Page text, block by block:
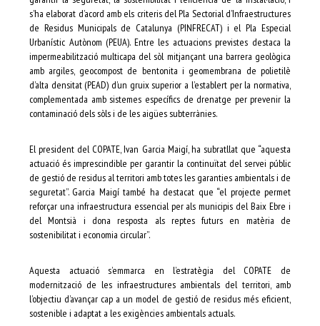
s’ha elaborat d’acord amb els criteris del Pla Sectorial d’Infraestructures
de Residus Municipals de Catalunya (PINFRECAT) i el Pla Especial
Urbanístic Autònom (PEUA). Entre les actuacions previstes destaca la
impermeabilització multicapa del sòl mitjançant una barrera geològica
amb argiles, geocompost de bentonita i geomembrana de polietilè
d’alta densitat (PEAD) d’un gruix superior a l’establert per la normativa,
complementada amb sistemes específics de drenatge per prevenir la
contaminació dels sòls i de les aigües subterrànies.
El president del COPATE, Ivan Garcia Maigí, ha subratllat que “aquesta
actuació és imprescindible per garantir la continuïtat del servei públic
de gestió de residus al territori amb totes les garanties ambientals i de
seguretat”. Garcia Maigí també ha destacat que “el projecte permet
reforçar una infraestructura essencial per als municipis del Baix Ebre i
del Montsià i dona resposta als reptes futurs en matèria de
sostenibilitat i economia circular”.
Aquesta actuació s’emmarca en l’estratègia del COPATE de
modernització de les infraestructures ambientals del territori, amb
l’objectiu d’avançar cap a un model de gestió de residus més eficient,
sostenible i adaptat a les exigències ambientals actuals.